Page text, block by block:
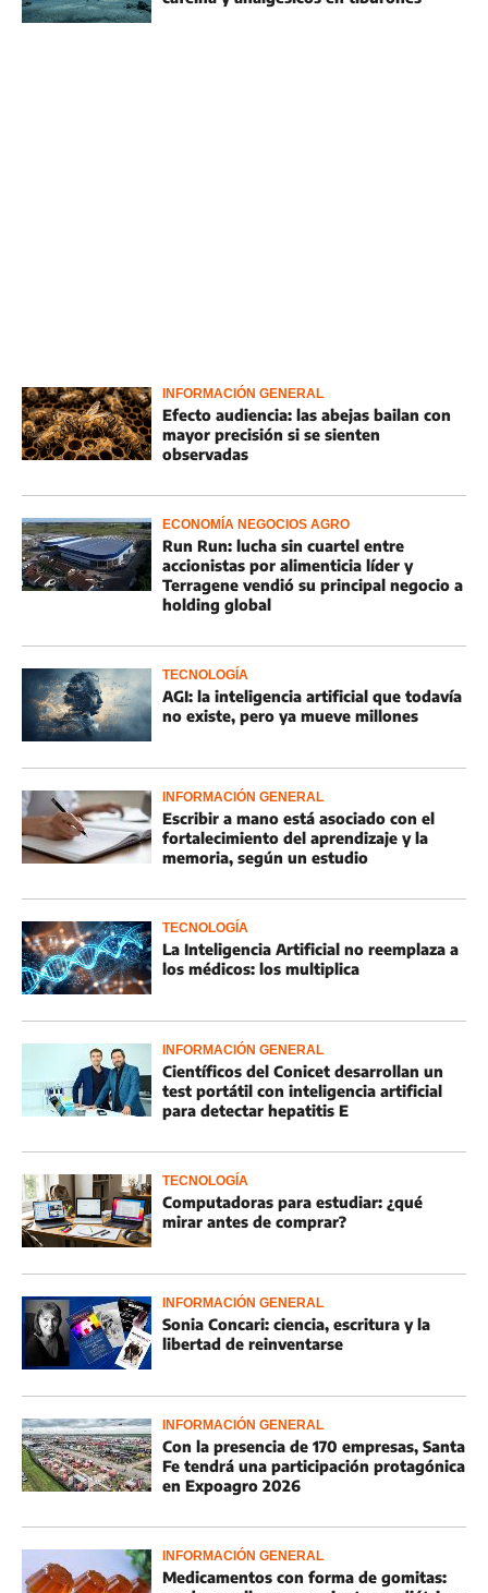
INFORMACIÓN GENERAL
Efecto audiencia: las abejas bailan con
mayor precisión si se sienten
observadas
ECONOMÍA NEGOCIOS AGRO
Run Run: lucha sin cuartel entre
accionistas por alimenticia líder y
Terragene vendió su principal negocio a
holding global
TECNOLOGÍA
AGI: la inteligencia artificial que todavía
no existe, pero ya mueve millones
INFORMACIÓN GENERAL
Escribir a mano está asociado con el
fortalecimiento del aprendizaje y la
memoria, según un estudio
TECNOLOGÍA
La Inteligencia Artificial no reemplaza a
los médicos: los multiplica
INFORMACIÓN GENERAL
Científicos del Conicet desarrollan un
test portátil con inteligencia artificial
para detectar hepatitis E
TECNOLOGÍA
Computadoras para estudiar: ¿qué
mirar antes de comprar?
INFORMACIÓN GENERAL
Sonia Concari: ciencia, escritura y la
libertad de reinventarse
INFORMACIÓN GENERAL
Con la presencia de 170 empresas, Santa
Fe tendrá una participación protagónica
en Expoagro 2026
INFORMACIÓN GENERAL
Medicamentos con forma de gomitas: